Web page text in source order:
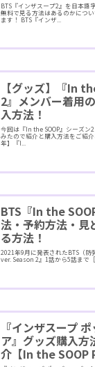
BTS『インザスープ2』を日本語
無料で見る方法はあるのかにつ
ます！ BTS『インザ...
【グッズ】『In
2』メンバー着用
入方法！
今回は『In the SOOP』シーズン
みたので紹介と購入方法をご紹
年】『I...
BTS『In the
法・予約方法・見
る方法！
2021年9月に発表されたBTS（防
ver. Season 2』1話から5話まで
『インザスープ
ア』グッズ購入方
介【In the SOOP